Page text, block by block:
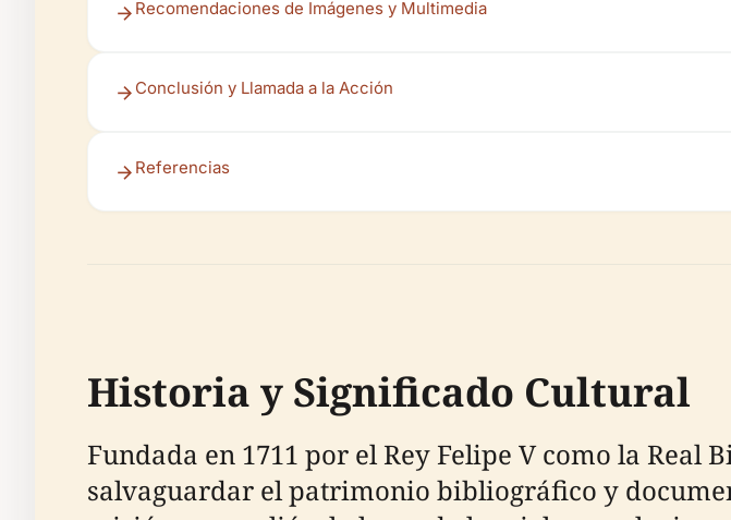
Recomendaciones de Imágenes y Multimedia
Conclusión y Llamada a la Acción
Referencias
Historia y Significado Cultural
Fundada en 1711 por el Rey Felipe V como la
salvaguardar el patrimonio bibliográfico y